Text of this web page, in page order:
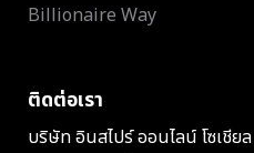
Billionaire Way
ติดต่อเรา
บริษัท อินสไปร์ ออนไลน์ โซเชีย